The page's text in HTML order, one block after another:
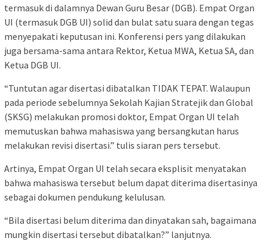
termasuk di dalamnya Dewan Guru Besar (DGB). Empat Organ
UI (termasuk DGB UI) solid dan bulat satu suara dengan tegas
menyepakati keputusan ini. Konferensi pers yang dilakukan
juga bersama-sama antara Rektor, Ketua MWA, Ketua SA, dan
Ketua DGB UI.
“Tuntutan agar disertasi dibatalkan TIDAK TEPAT. Walaupun
pada periode sebelumnya Sekolah Kajian Stratejik dan Global
(SKSG) melakukan promosi doktor, Empat Organ UI telah
memutuskan bahwa mahasiswa yang bersangkutan harus
melakukan revisi disertasi.” tulis siaran pers tersebut.
Artinya, Empat Organ UI telah secara eksplisit menyatakan
bahwa mahasiswa tersebut belum dapat diterima disertasinya
sebagai dokumen pendukung kelulusan.
“Bila disertasi belum diterima dan dinyatakan sah, bagaimana
mungkin disertasi tersebut dibatalkan?” lanjutnya.